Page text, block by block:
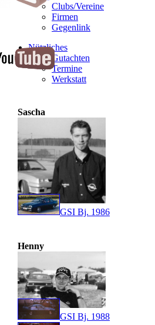
Clubs/Vereine
Firmen
Gegenlink
Nützliches
Gutachten
Termine
Werkstatt
Sascha
GSI Bj. 1986
Henny
GSI Bj. 1988